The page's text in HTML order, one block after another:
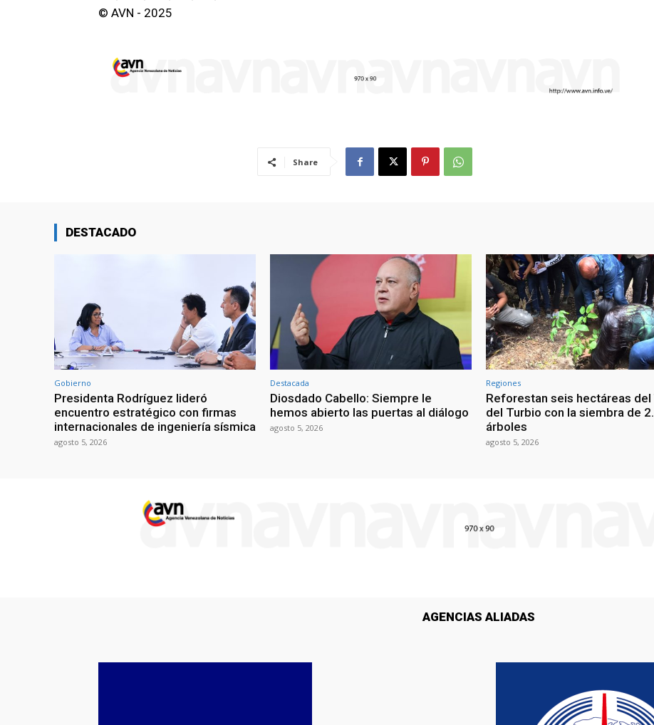
© AVN - 2025
Share
DESTACADO
Gobierno
Presidenta Rodríguez lideró
encuentro estratégico con firmas
internacionales de ingeniería sísmica
agosto 5, 2026
Destacada
Diosdado Cabello: Siempre le
hemos abierto las puertas al diálogo
agosto 5, 2026
Regiones
Reforestan seis hectáreas del
del Turbio con la siembra de
árboles
agosto 5, 2026
AGENCIAS ALIADAS